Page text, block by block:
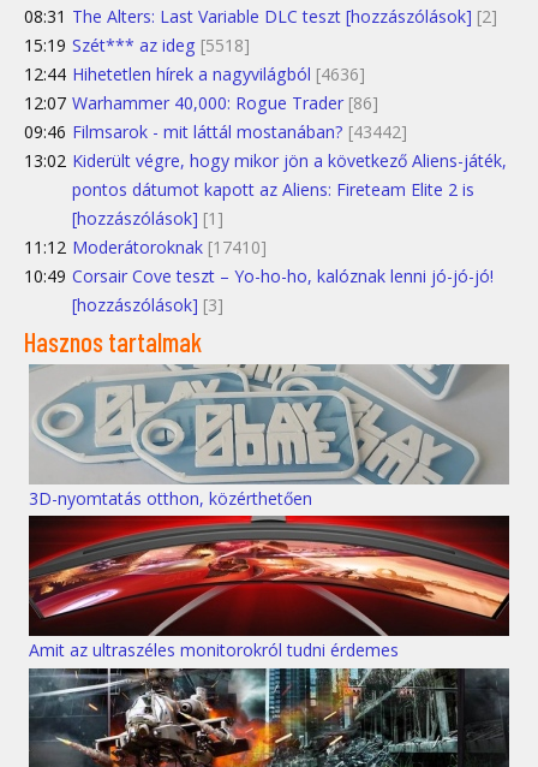
08:31 The Alters: Last Variable DLC teszt [hozzászólások] [2]
15:19 Szét*** az ideg [5518]
12:44 Hihetetlen hírek a nagyvilágból [4636]
12:07 Warhammer 40,000: Rogue Trader [86]
09:46 Filmsarok - mit láttál mostanában? [43442]
13:02 Kiderült végre, hogy mikor jön a következő Aliens-játék,
pontos dátumot kapott az Aliens: Fireteam Elite 2 is
[hozzászólások] [1]
11:12 Moderátoroknak [17410]
10:49 Corsair Cove teszt – Yo-ho-ho, kalóznak lenni jó-jó-jó!
[hozzászólások] [3]
Hasznos tartalmak
3D-nyomtatás otthon, közérthetően
Amit az ultraszéles monitorokról tudni érdemes